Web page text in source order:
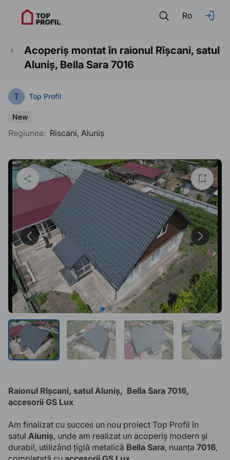
Ro
Acoperiș montat în raionul Rîșcani, satul
Aluniș, Bella Sara 7016
Raionul Rîșcani, satul Aluniș, Bella Sara 7016,
accesorii GS Lux
Am finalizat cu succes un nou proiect Top Profil în
satul Aluniș, unde am realizat un acoperiș modern și
durabil, utilizând țiglă metalică Bella Sara, nuanța 7016,
T Top Profil
New
Regiunea: Riscani, Aluniș